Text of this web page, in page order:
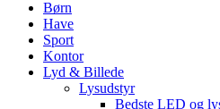
Børn
Have
Sport
Kontor
Lyd & Billede
Lysudstyr
Bedste LED og